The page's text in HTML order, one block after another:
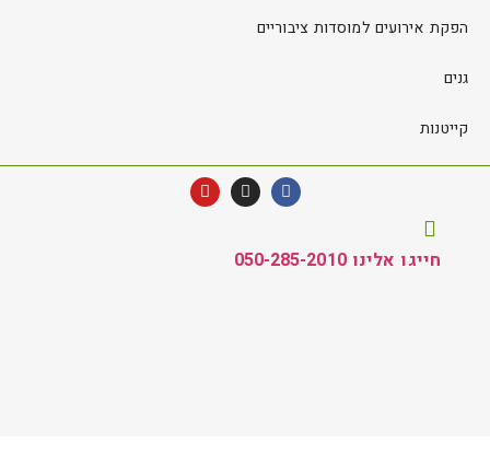
הפקת אירועים למוסדות ציבוריים
גנים
קייטנות
חייגו אלינו 050-285-2010